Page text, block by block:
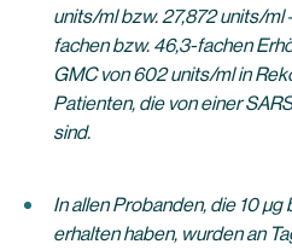
units/ml bzw. 27,872 units/
fachen bzw. 46,3-fachen
GMC von 602 units/ml in
Patienten, die von einer
sind.
In allen Probanden, die 10 µg
erhalten haben, wurden an